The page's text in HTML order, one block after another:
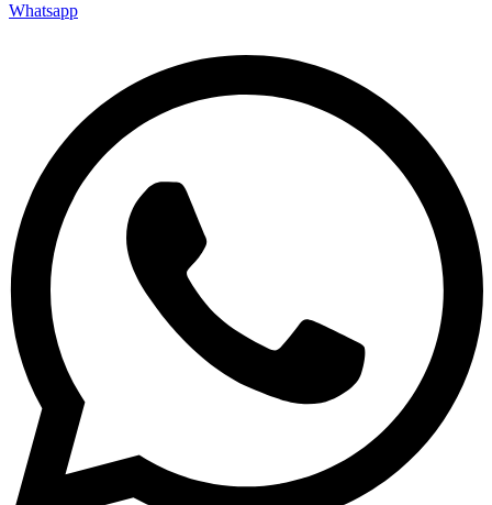
Whatsapp